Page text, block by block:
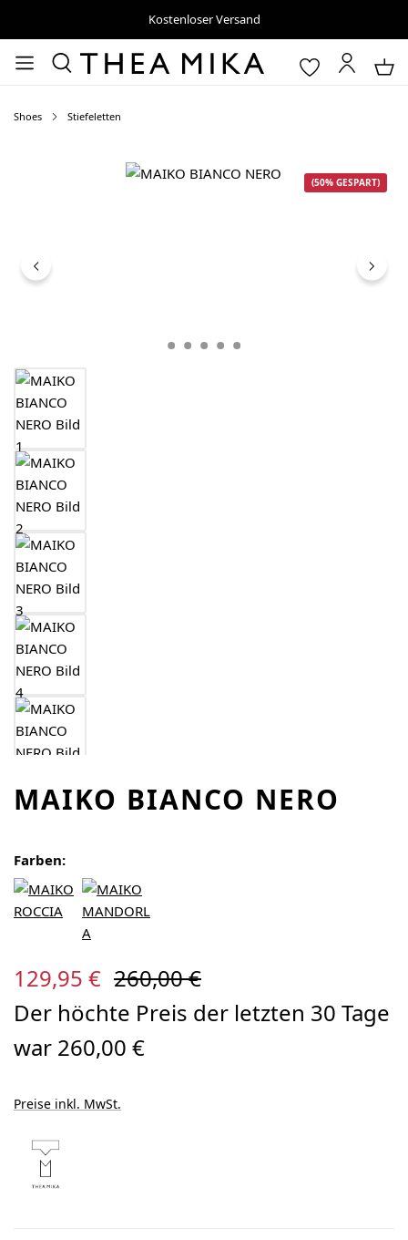
Kostenloser Versand
Shoes Stiefeletten
Bildergalerie überspringen
(50% GESPART)
MAIKO BIANCO NERO
Farben:
Verkaufspreis:
129,95 € Regulärer Preis:
260,00 €
Der höchte Preis der letzten 30 Tage
war 260,00 €
Preise inkl. MwSt.